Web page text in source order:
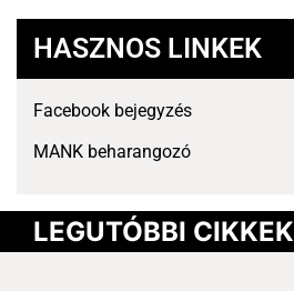
HASZNOS LINKEK
Facebook bejegyzés
MANK beharangozó
LEGUTÓBBI CIKKEK